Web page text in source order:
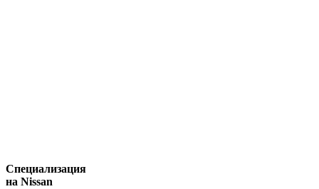
Специализация
на Nissan